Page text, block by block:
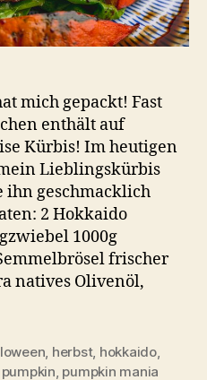
mich gepackt! Fast
enthält auf
Kürbis! Im heutigen
Lieblingskürbis
ihn geschmacklich
2 Hokkaido
1000g
frischer
natives Olivenöl,
, herbst, hokkaido,
pumpkin, pumpkin mania